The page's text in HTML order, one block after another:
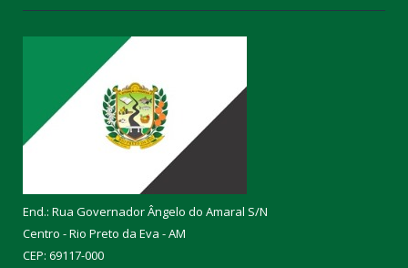
End.: Rua Governador Ângelo do Amaral S/N
Centro - Rio Preto da Eva - AM
CEP: 69117-000